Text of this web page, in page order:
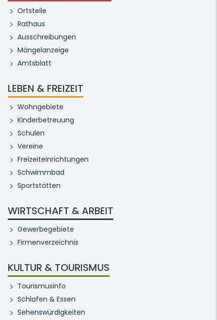
Ortsteile
Rathaus
Ausschreibungen
Mängelanzeige
Amtsblatt
LEBEN & FREIZEIT
Wohngebiete
Kinderbetreuung
Schulen
Vereine
Freizeiteinrichtungen
Schwimmbad
Sportstätten
WIRTSCHAFT & ARBEIT
Gewerbegebiete
Firmenverzeichnis
KULTUR & TOURISMUS
Tourismusinfo
Schlafen & Essen
Sehenswürdigkeiten